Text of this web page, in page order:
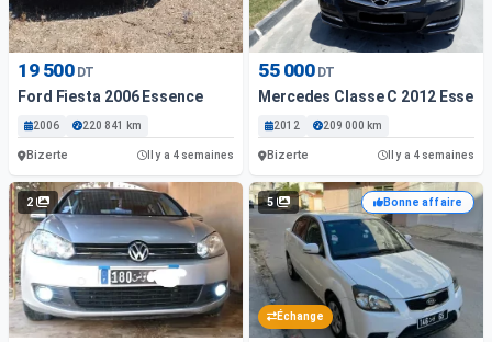
19 500 DT
Ford Fiesta 2006 Essence
2006 220 841 km
Bizerte Il y a 4 semaines
55 000 DT
Mercedes Classe C 2012
2012 209 000 km
Bizerte Il y a 4 semaines
2 5
Échange
Bonne affaire